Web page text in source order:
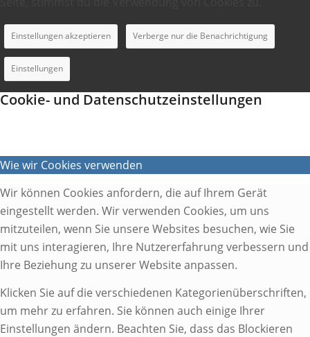
Einstellungen akzeptieren Verberge nur die Benachrichtigung
Einstellungen
Cookie- und Datenschutzeinstellungen
Wie wir Cookies verwenden
Wir können Cookies anfordern, die auf Ihrem Gerät
eingestellt werden. Wir verwenden Cookies, um uns
mitzuteilen, wenn Sie unsere Websites besuchen, wie Sie
mit uns interagieren, Ihre Nutzererfahrung verbessern und
Ihre Beziehung zu unserer Website anpassen.
Klicken Sie auf die verschiedenen Kategorienüberschriften,
um mehr zu erfahren. Sie können auch einige Ihrer
Einstellungen ändern. Beachten Sie, dass das Blockieren